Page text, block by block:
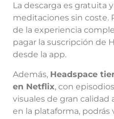
La descarga es gratuita
meditaciones sin coste.
de la experiencia
pagar la suscripción de
desde la app.
Además, Headspace
en Netflix, con
visuales de gran calidad
en la plataforma, podrás